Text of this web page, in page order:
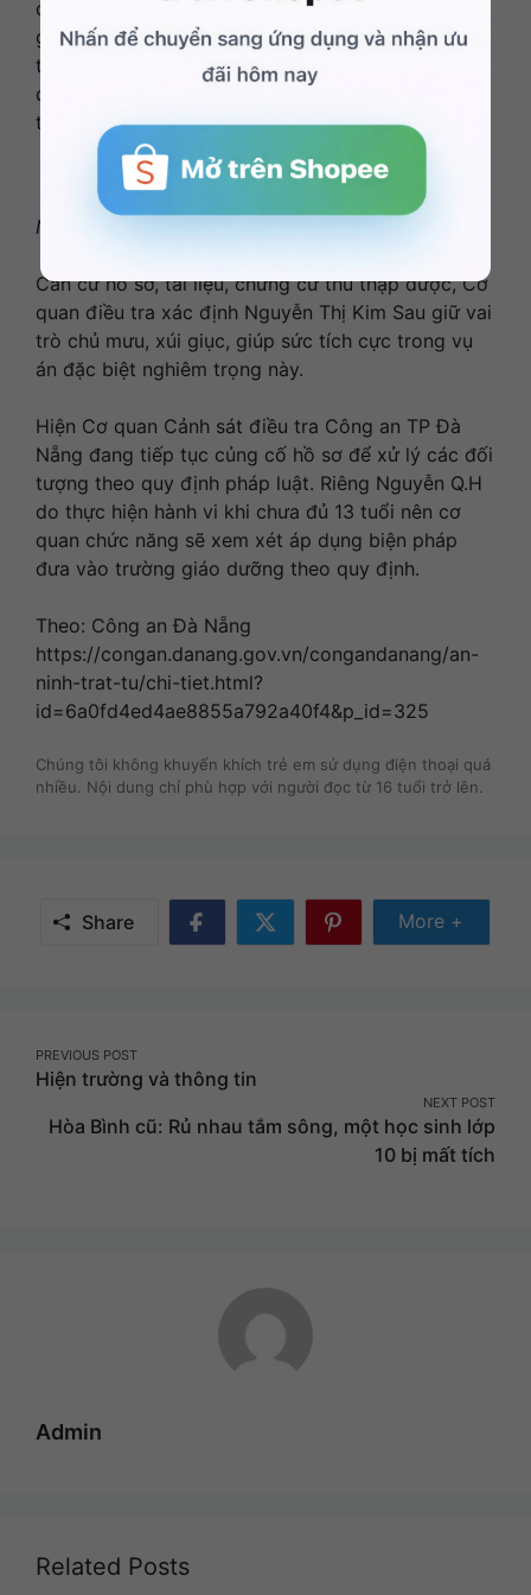
đánh vào đầu cha ruột đến khi bất tỉnh. Sau khi
gây án, Nguyễn Thị Kim Sau còn xóa dấu vết hiện
trường, yêu cầu Bảo trở lại khách sạn và hướng
dẫn H thay quần áo nhằm che giấu hành vi phạm
tội.
Nguyễn Thị Kim Sau tại cơ quan Công an.
Căn cứ hồ sơ, tài liệu, chứng cứ thu thập được, Cơ
quan điều tra xác định Nguyễn Thị Kim Sau giữ vai
trò chủ mưu, xúi giục, giúp sức tích cực trong vụ
án đặc biệt nghiêm trọng này.
Hiện Cơ quan Cảnh sát điều tra Công an TP Đà
Nẵng đang tiếp tục củng cố hồ sơ để xử lý các đối
tượng theo quy định pháp luật. Riêng Nguyễn Q.H
do thực hiện hành vi khi chưa đủ 13 tuổi nên cơ
quan chức năng sẽ xem xét áp dụng biện pháp
đưa vào trường giáo dưỡng theo quy định.
Theo: Công an Đà Nẵng
https://congan.danang.gov.vn/congandanang/an-
ninh-trat-tu/chi-tiet.html?
id=6a0fd4ed4ae8855a792a40f4&p_id=325
Chúng tôi không khuyến khích trẻ em sử dụng điện thoại quá
nhiều. Nội dung chỉ phù hợp với người đọc từ 16 tuổi trở lên.
Share
Share
Share
Share
More +
Post
navigation
PREVIOUS POST
Hiện trường và thông tin
NEXT POST
Hòa Bình cũ: Rủ nhau tắm sông, một học sinh lớp
10 bị mất tích
Admin
Related Posts